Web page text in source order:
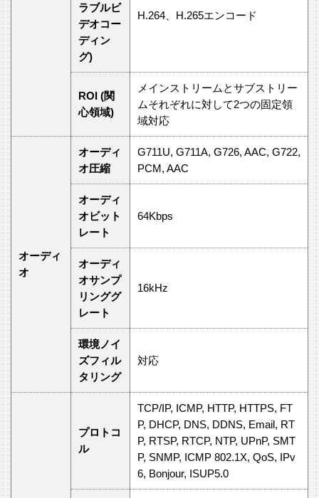
ラブルビ
デオコー
ディン
グ)
H.264、H.265エンコード
ROI (関
心領域)
メインストリームとサブストリー
ムそれぞれに対して2つの固定領
域対応
オーディ
オ
オーディ
オ圧縮
G711U, G711A, G726, AAC, G722,
PCM, AAC
オーディ
オビット
レート
64Kbps
オーディ
オサンプ
リンググ
レート
16kHz
環境ノイ
ズフィル
タリング
対応
プロトコ
ル
TCP/IP, ICMP, HTTP, HTTPS, FT
P, DHCP, DNS, DDNS, Email, RT
P, RTSP, RTCP, NTP, UPnP, SMT
P, SNMP, ICMP 802.1X, QoS, IPv
6, Bonjour, ISUP5.0